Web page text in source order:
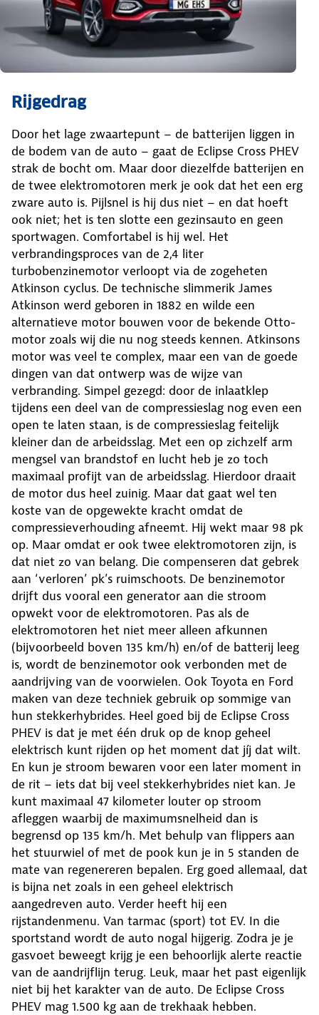
Rijgedrag
Door het lage zwaartepunt – de batterijen liggen in
de bodem van de auto – gaat de Eclipse Cross PHEV
strak de bocht om. Maar door diezelfde batterijen en
de twee elektromotoren merk je ook dat het een erg
zware auto is. Pijlsnel is hij dus niet – en dat hoeft
ook niet; het is ten slotte een gezinsauto en geen
sportwagen. Comfortabel is hij wel. Het
verbrandingsproces van de 2,4 liter
turbobenzinemotor verloopt via de zogeheten
Atkinson cyclus. De technische slimmerik James
Atkinson werd geboren in 1882 en wilde een
alternatieve motor bouwen voor de bekende Otto-
motor zoals wij die nu nog steeds kennen. Atkinsons
motor was veel te complex, maar een van de goede
dingen van dat ontwerp was de wijze van
verbranding. Simpel gezegd: door de inlaatklep
tijdens een deel van de compressieslag nog even een
open te laten staan, is de compressieslag feitelijk
kleiner dan de arbeidsslag. Met een op zichzelf arm
mengsel van brandstof en lucht heb je zo toch
maximaal profijt van de arbeidsslag. Hierdoor draait
de motor dus heel zuinig. Maar dat gaat wel ten
koste van de opgewekte kracht omdat de
compressieverhouding afneemt. Hij wekt maar 98 pk
op. Maar omdat er ook twee elektromotoren zijn, is
dat niet zo van belang. Die compenseren dat gebrek
aan ‘verloren’ pk’s ruimschoots. De benzinemotor
drijft dus vooral een generator aan die stroom
opwekt voor de elektromotoren. Pas als de
elektromotoren het niet meer alleen afkunnen
(bijvoorbeeld boven 135 km/h) en/of de batterij leeg
is, wordt de benzinemotor ook verbonden met de
aandrijving van de voorwielen. Ook Toyota en Ford
maken van deze techniek gebruik op sommige van
hun stekkerhybrides. Heel goed bij de Eclipse Cross
PHEV is dat je met één druk op de knop geheel
elektrisch kunt rijden op het moment dat jíj dat wilt.
En kun je stroom bewaren voor een later moment in
de rit – iets dat bij veel stekkerhybrides niet kan. Je
kunt maximaal 47 kilometer louter op stroom
afleggen waarbij de maximumsnelheid dan is
begrensd op 135 km/h. Met behulp van flippers aan
het stuurwiel of met de pook kun je in 5 standen de
mate van regenereren bepalen. Erg goed allemaal, dat
is bijna net zoals in een geheel elektrisch
aangedreven auto. Verder heeft hij een
rijstandenmenu. Van tarmac (sport) tot EV. In die
sportstand wordt de auto nogal hijgerig. Zodra je je
gasvoet beweegt krijg je een behoorlijk alerte reactie
van de aandrijflijn terug. Leuk, maar het past eigenlijk
niet bij het karakter van de auto. De Eclipse Cross
PHEV mag 1.500 kg aan de trekhaak hebben.